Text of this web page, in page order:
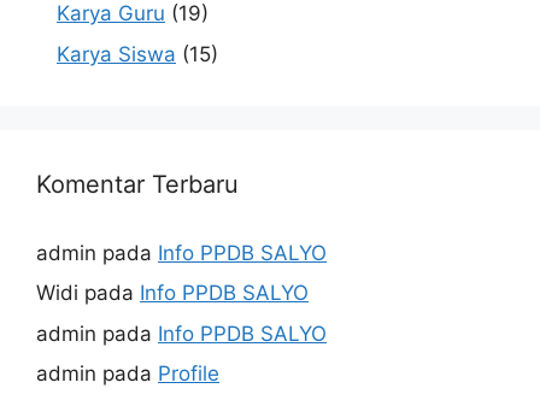
Karya Guru (19)
Karya Siswa (15)
Komentar Terbaru
admin pada Info PPDB SALYO
Widi pada Info PPDB SALYO
admin pada Info PPDB SALYO
admin pada Profile